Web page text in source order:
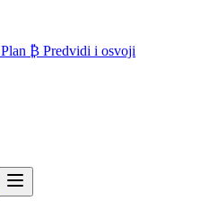
Plan ₿ Predvidi i osvoji